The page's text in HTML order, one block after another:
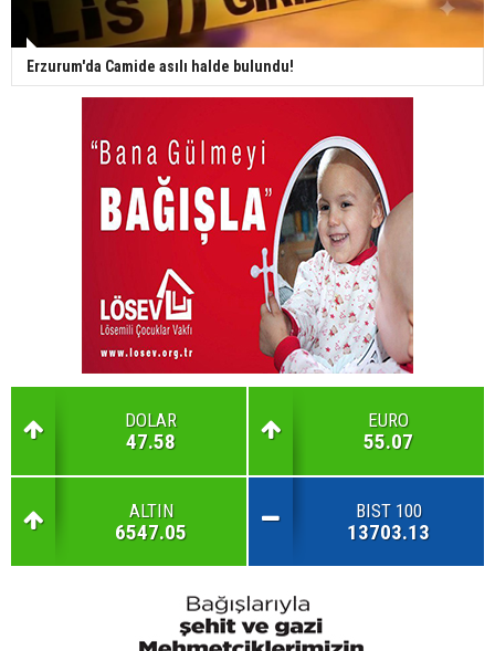
Erzurum'da Camide asılı halde bulundu!
DOLAR
47.58
EURO
55.07
ALTIN
6547.05
BIST 100
13703.13